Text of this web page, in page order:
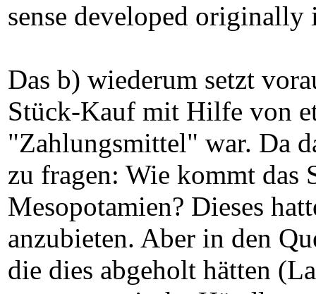
sense developed
Das b) wiederum setzt
Stück-Kauf mit Hilfe von
"Zahlungsmittel" war. Da
zu fragen: Wie kommt das
Mesopotamien? Dieses
anzubieten. Aber in den
die dies abgeholt hätten